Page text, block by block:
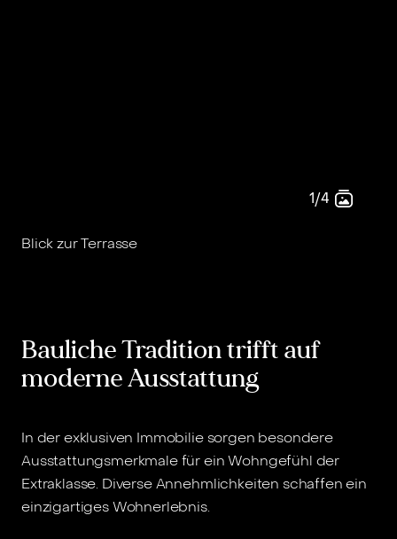
Blick zur Terrasse
Bauliche Tradition trifft auf
moderne Ausstattung
In der exklusiven Immobilie sorgen besondere
Ausstattungsmerkmale für ein Wohngefühl der
Extraklasse. Diverse Annehmlichkeiten schaffen ein
einzigartiges Wohnerlebnis.